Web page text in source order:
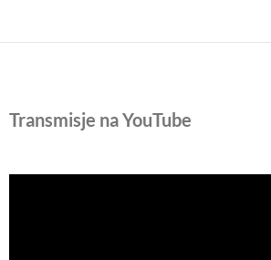
Transmisje na YouTube